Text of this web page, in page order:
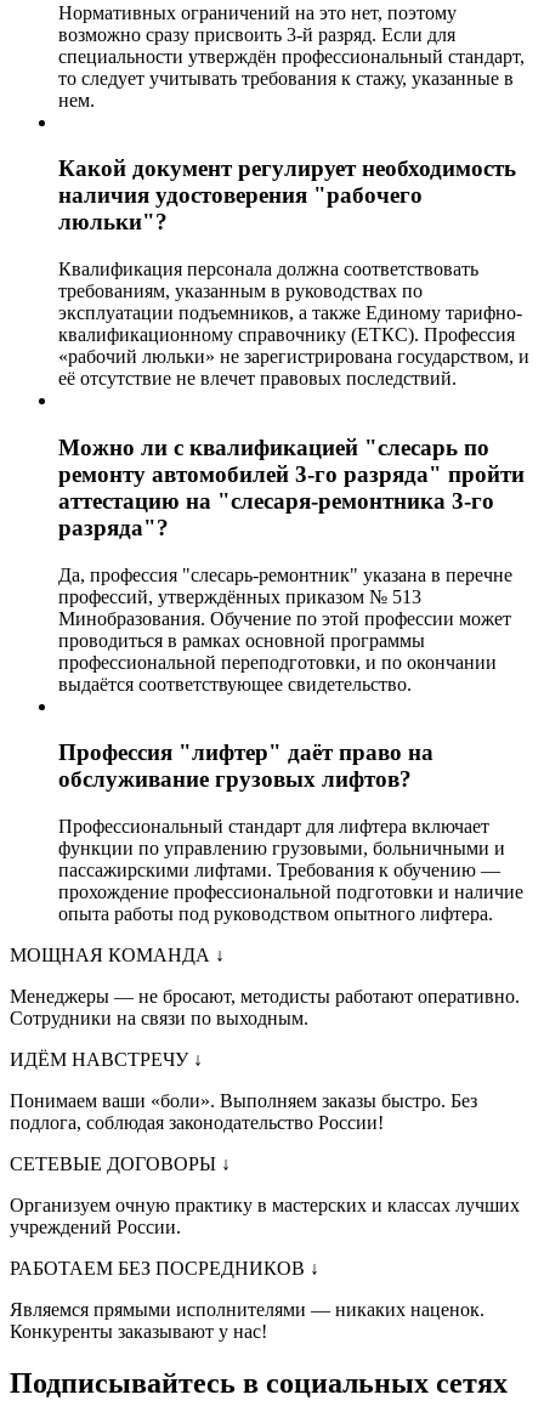
Нормативных ограничений на это нет, поэтому
возможно сразу присвоить 3-й разряд. Если для
специальности утверждён профессиональный стандарт,
то следует учитывать требования к стажу, указанные в
нем.
Какой документ регулирует необходимость
наличия удостоверения "рабочего
люльки"?
Квалификация персонала должна соответствовать
требованиям, указанным в руководствах по
эксплуатации подъемников, а также Единому тарифно-
квалификационному справочнику (ЕТКС). Профессия
«рабочий люльки» не зарегистрирована государством, и
её отсутствие не влечет правовых последствий.
Можно ли с квалификацией "слесарь по
ремонту автомобилей 3-го разряда" пройти
аттестацию на "слесаря-ремонтника 3-го
разряда"?
Да, профессия "слесарь-ремонтник" указана в перечне
профессий, утверждённых приказом № 513
Минобразования. Обучение по этой профессии может
проводиться в рамках основной программы
профессиональной переподготовки, и по окончании
выдаётся соответствующее свидетельство.
Профессия "лифтер" даёт право на
обслуживание грузовых лифтов?
Профессиональный стандарт для лифтера включает
функции по управлению грузовыми, больничными и
пассажирскими лифтами. Требования к обучению —
прохождение профессиональной подготовки и наличие
опыта работы под руководством опытного лифтера.
МОЩНАЯ КОМАНДА ↓
Менеджеры — не бросают, методисты работают оперативно.
Сотрудники на связи по выходным.
ИДЁМ НАВСТРЕЧУ ↓
Понимаем ваши «боли». Выполняем заказы быстро. Без
подлога, соблюдая законодательство России!
СЕТЕВЫЕ ДОГОВОРЫ ↓
Организуем очную практику в мастерских и классах лучших
учреждений России.
РАБОТАЕМ БЕЗ ПОСРЕДНИКОВ ↓
Являемся прямыми исполнителями — никаких наценок.
Конкуренты заказывают у нас!
Подписывайтесь в социальных сетях